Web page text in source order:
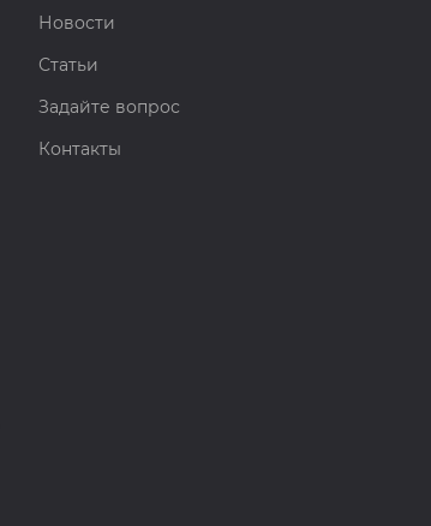
Новости
Статьи
Задайте вопрос
Контакты